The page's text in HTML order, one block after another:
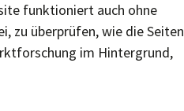
funktioniert auch ohne
zu überprüfen, wie die Seiten
im Hintergrund,